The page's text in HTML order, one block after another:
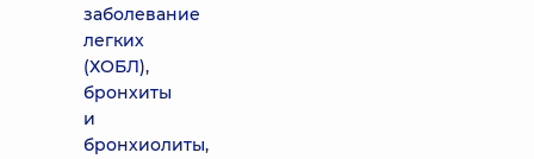
заболевание
легких
(ХОБЛ),
бронхиты
и
бронхиолиты,